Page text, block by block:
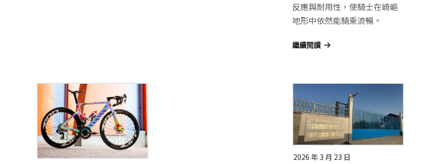
反應與耐用性，使騎士在崎嶇
地形中依然能騎乘流暢。
繼續閱讀
2026 年 3 月 23 日